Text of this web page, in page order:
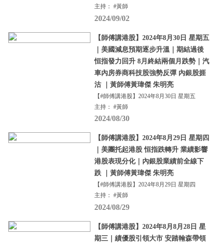
主持： #黃師
2024/09/02
【師傅講港股】2024年8月30日 星期五
｜美國減息預期逐步升溫｜期結過後
恒指發力回升 8月終結兩個月跌勢｜汽
車內房券商科技股強勢反彈 內銀股捱
沽 ｜黃師傅黃瑋傑 朱明亮
【#師傅講港股】2024年8月30日 星期五
主持： #黃師
2024/08/30
【師傅講港股】2024年8月29日 星期四
｜美團托起港股 恒指跌轉升 業績影響
港股表現分化｜內銀股業績前全線下
跌 ｜黃師傅黃瑋傑 朱明亮
【#師傅講港股】2024年8月29日 星期四
主持： #黃師
2024/08/29
【師傅講港股】2024年8月8月28日 星
期三｜績優股引領大市 安踏翰森帶領